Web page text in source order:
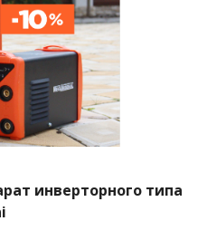
инверторного типа